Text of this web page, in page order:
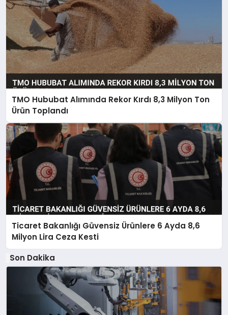
TMO Hububat Alımında Rekor Kırdı 8,3 Milyon Ton
Ürün Toplandı
Ticaret Bakanlığı Güvensiz Ürünlere 6 Ayda 8,6
Milyon Lira Ceza Kesti
Son Dakika